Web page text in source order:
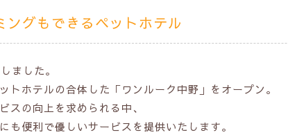
ングもできるペットホテル
ました。
トホテルの合体した「ワンルーク中野」をオープン。
スの向上を求められる中、
も便利で優しいサービスを提供いたします。